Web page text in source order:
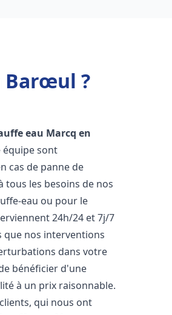
?
eau Marcq en
équipe sont
cas de panne de
tous les besoins de nos
eau ou pour le
24h/24 et 7j/7
que nos interventions
dans votre
bénéficier d'une
à un prix raisonnable.
qui nous ont